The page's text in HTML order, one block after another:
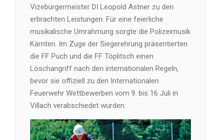
Vizebürgermeister DI Leopold Astner zu den
erbrachten Leistungen. Für eine feierliche
musikalische Umrahmung sorgte die Polizeimusik
Kärnten. Im Zuge der Siegerehrung präsentierten
die FF Puch und die FF Töplitsch einen
Löschangriff nach den internationalen Regeln,
bevor sie offiziell zu den Internationalen
Feuerwehr Wettbewerben vom 9. bis 16 Juli in
Villach verabschiedet wurden.